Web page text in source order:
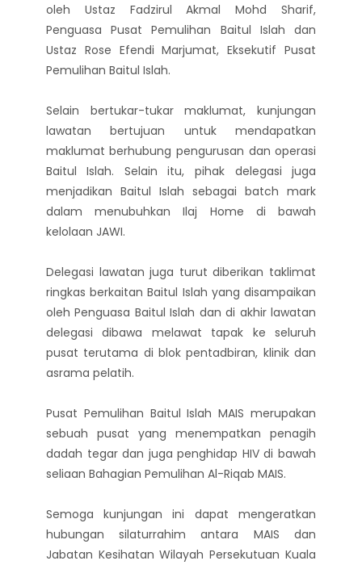
oleh Ustaz Fadzirul Akmal Mohd Sharif,
Penguasa Pusat Pemulihan Baitul Islah dan
Ustaz Rose Efendi Marjumat, Eksekutif Pusat
Pemulihan Baitul Islah.
Selain bertukar-tukar maklumat, kunjungan
lawatan bertujuan untuk mendapatkan
maklumat berhubung pengurusan dan operasi
Baitul Islah. Selain itu, pihak delegasi juga
menjadikan Baitul Islah sebagai batch mark
dalam menubuhkan Ilaj Home di bawah
kelolaan JAWI.
Delegasi lawatan juga turut diberikan taklimat
ringkas berkaitan Baitul Islah yang disampaikan
oleh Penguasa Baitul Islah dan di akhir lawatan
delegasi dibawa melawat tapak ke seluruh
pusat terutama di blok pentadbiran, klinik dan
asrama pelatih.
Pusat Pemulihan Baitul Islah MAIS merupakan
sebuah pusat yang menempatkan penagih
dadah tegar dan juga penghidap HIV di bawah
seliaan Bahagian Pemulihan Al-Riqab MAIS.
Semoga kunjungan ini dapat mengeratkan
hubungan silaturrahim antara MAIS dan
Jabatan Kesihatan Wilayah Persekutuan Kuala